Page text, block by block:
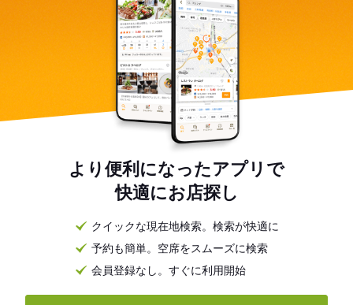
より便利になったアプリで
快適にお店探し
クイックな現在地検索。検索が快適に
予約も簡単。空席をスムーズに検索
会員登録なし。すぐに利用開始